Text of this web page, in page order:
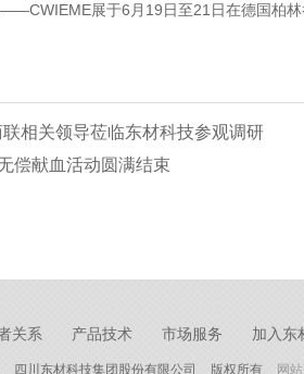
展于6月19日至21日在德国柏林
联相关领导莅临东材科技参观调研
偿献血活动圆满结束
关系 产品技术 市场服务 加入东
四川东材科技集团股份有限公司 版权所有 网